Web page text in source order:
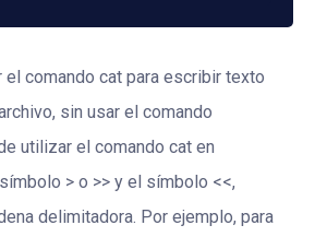
el comando cat para escribir texto
sin usar el comando
utilizar el comando cat en
> o >> y el símbolo <<,
delimitadora. Por ejemplo, para